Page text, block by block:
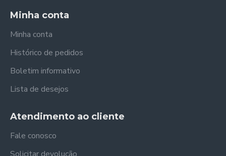
Minha conta
Minha conta
Histórico de pedidos
Boletim informativo
Lista de desejos
Atendimento ao cliente
Fale conosco